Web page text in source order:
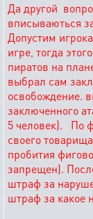
Да другой
вписываються
Допустим
игре, тогда
пиратов на
выбрал сам
освобождение.
заключенного
5 человек). По
своего
пробития
запрещен).
штраф за
штраф за какое